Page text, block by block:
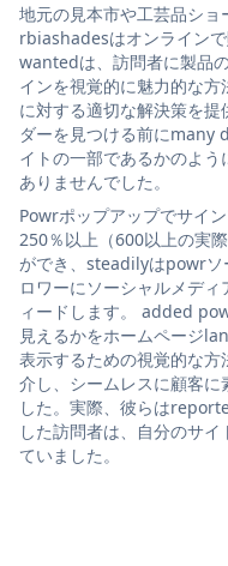
地元の見本市や工芸品ショ
rbiashadesはオンラインで
wantedは、訪問者に製品
インを視覚的に魅力的な
に対する適切な解決策を
ダーを見つける前に
イトの一部であるかのよ
ありませんでした。
Powrポップアップでサイ
250％以上（600以上の実
ができ、steadilyはpowrソ
ロワーにソーシャルメデ
ィードします。 added
見えるかをホームページ
表示するための視覚的な
介し、シームレスに顧客に
した。実際、彼らは
した訪問者は、自分のサ
ていました。